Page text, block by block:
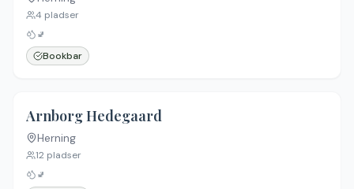
4 pladser
🚽
Bookbar
Arnborg Hedegaard
Herning
12 pladser
🚽